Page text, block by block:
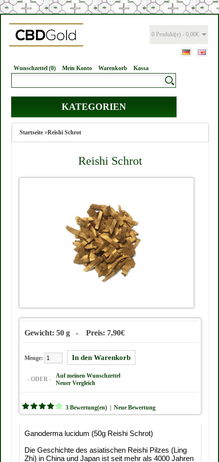
0 Produkt(e) - 0,00€
Wunschzettel (0) Mein Konto Warenkorb Kassa
KATEGORIEN
Startseite »Reishi Schrot
Reishi Schrot
Gewicht: 50 g - Preis: 7,90€
Menge:
- ODER -
Auf meinen Wunschzettel
Neuer Vergleich
3 Bewertung(en) |Neue Bewertung
Ganoderma lucidum (50g Reishi Schrot)
Die Geschichte des asiatischen Reishi Pilzes (Ling
Zhi) in China und Japan ist seit mehr als 4000 Jahren